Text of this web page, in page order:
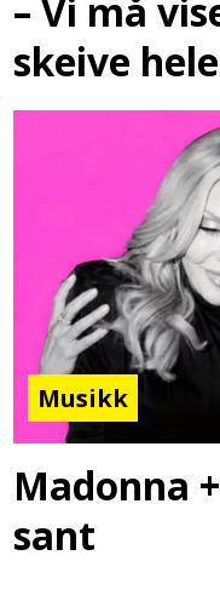
– Vi må
skeive
Musikk
Madonna
sant